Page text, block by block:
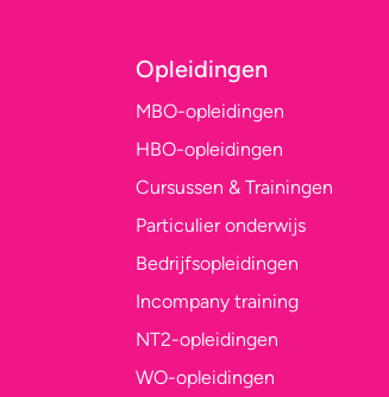
Opleidingen
MBO-opleidingen
HBO-opleidingen
Cursussen & Trainingen
Particulier onderwijs
Bedrijfsopleidingen
Incompany training
NT2-opleidingen
WO-opleidingen